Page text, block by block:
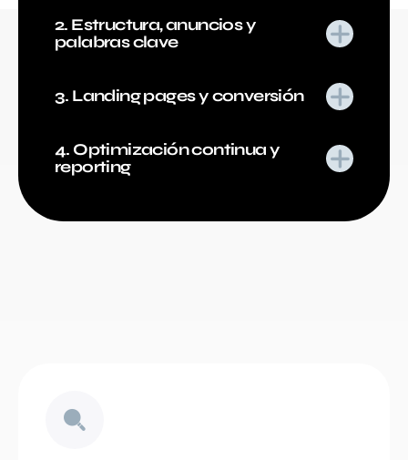
2. Estructura, anuncios y
palabras clave
3. Landing pages y conversión
4. Optimización continua y
reporting